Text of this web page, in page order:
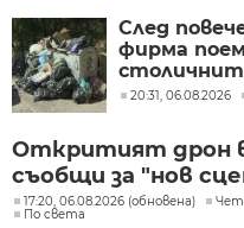
След
фирма
"Подуяне"
20:31, 06.08.2026
Откритият дрон
съобщи за "нов
17:20, 06.08.2026 (обновена)
По света